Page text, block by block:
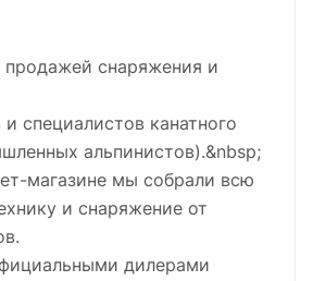
снаряжения и
специалистов канатного
альпинистов).&nbsp;
магазине мы собрали всю
и снаряжение от
дилерами